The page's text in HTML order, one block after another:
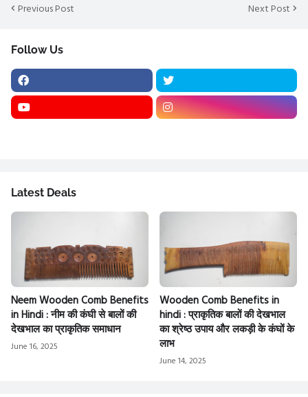
Previous Post Next Post
Follow Us
Latest Deals
Neem Wooden Comb Benefits
in Hindi : नीम की कंघी से बालों की
देखभाल का प्राकृतिक समाधान
June 16, 2025
Wooden Comb Benefits in
hindi : प्राकृतिक बालों की देखभाल
का श्रेष्ठ उपाय और लकड़ी के कंघों के
लाभ
June 14, 2025